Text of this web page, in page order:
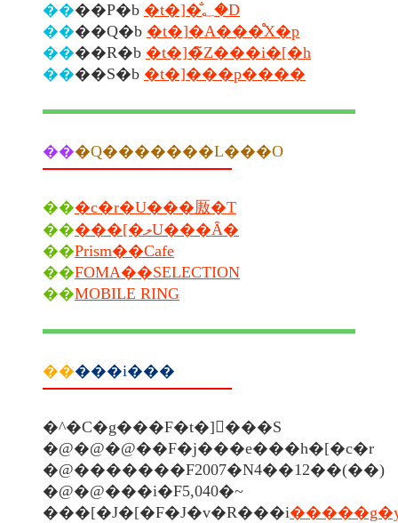
����P�b
�t�]�̐؂�D
����Q�b �t�]�A���̊X�p
����R�b �t�]�̃Z���i�[�h
����S�b �t�]���p����
���Q�������L���O
���c�r�U���厫�T
��
���[�ލU���Ȃ�
��Prism��Cafe
��FOMA��SELECTION
��MOBILE RING
�����i���
�^�C�g���F�t�]�ٔ��S
�@�@�@��F�j���e���h�[�c�r
�@�������F2007�N4��12��(��)
�@�@���i�F5,040�~
���[�J�[�F�J�v�R���i